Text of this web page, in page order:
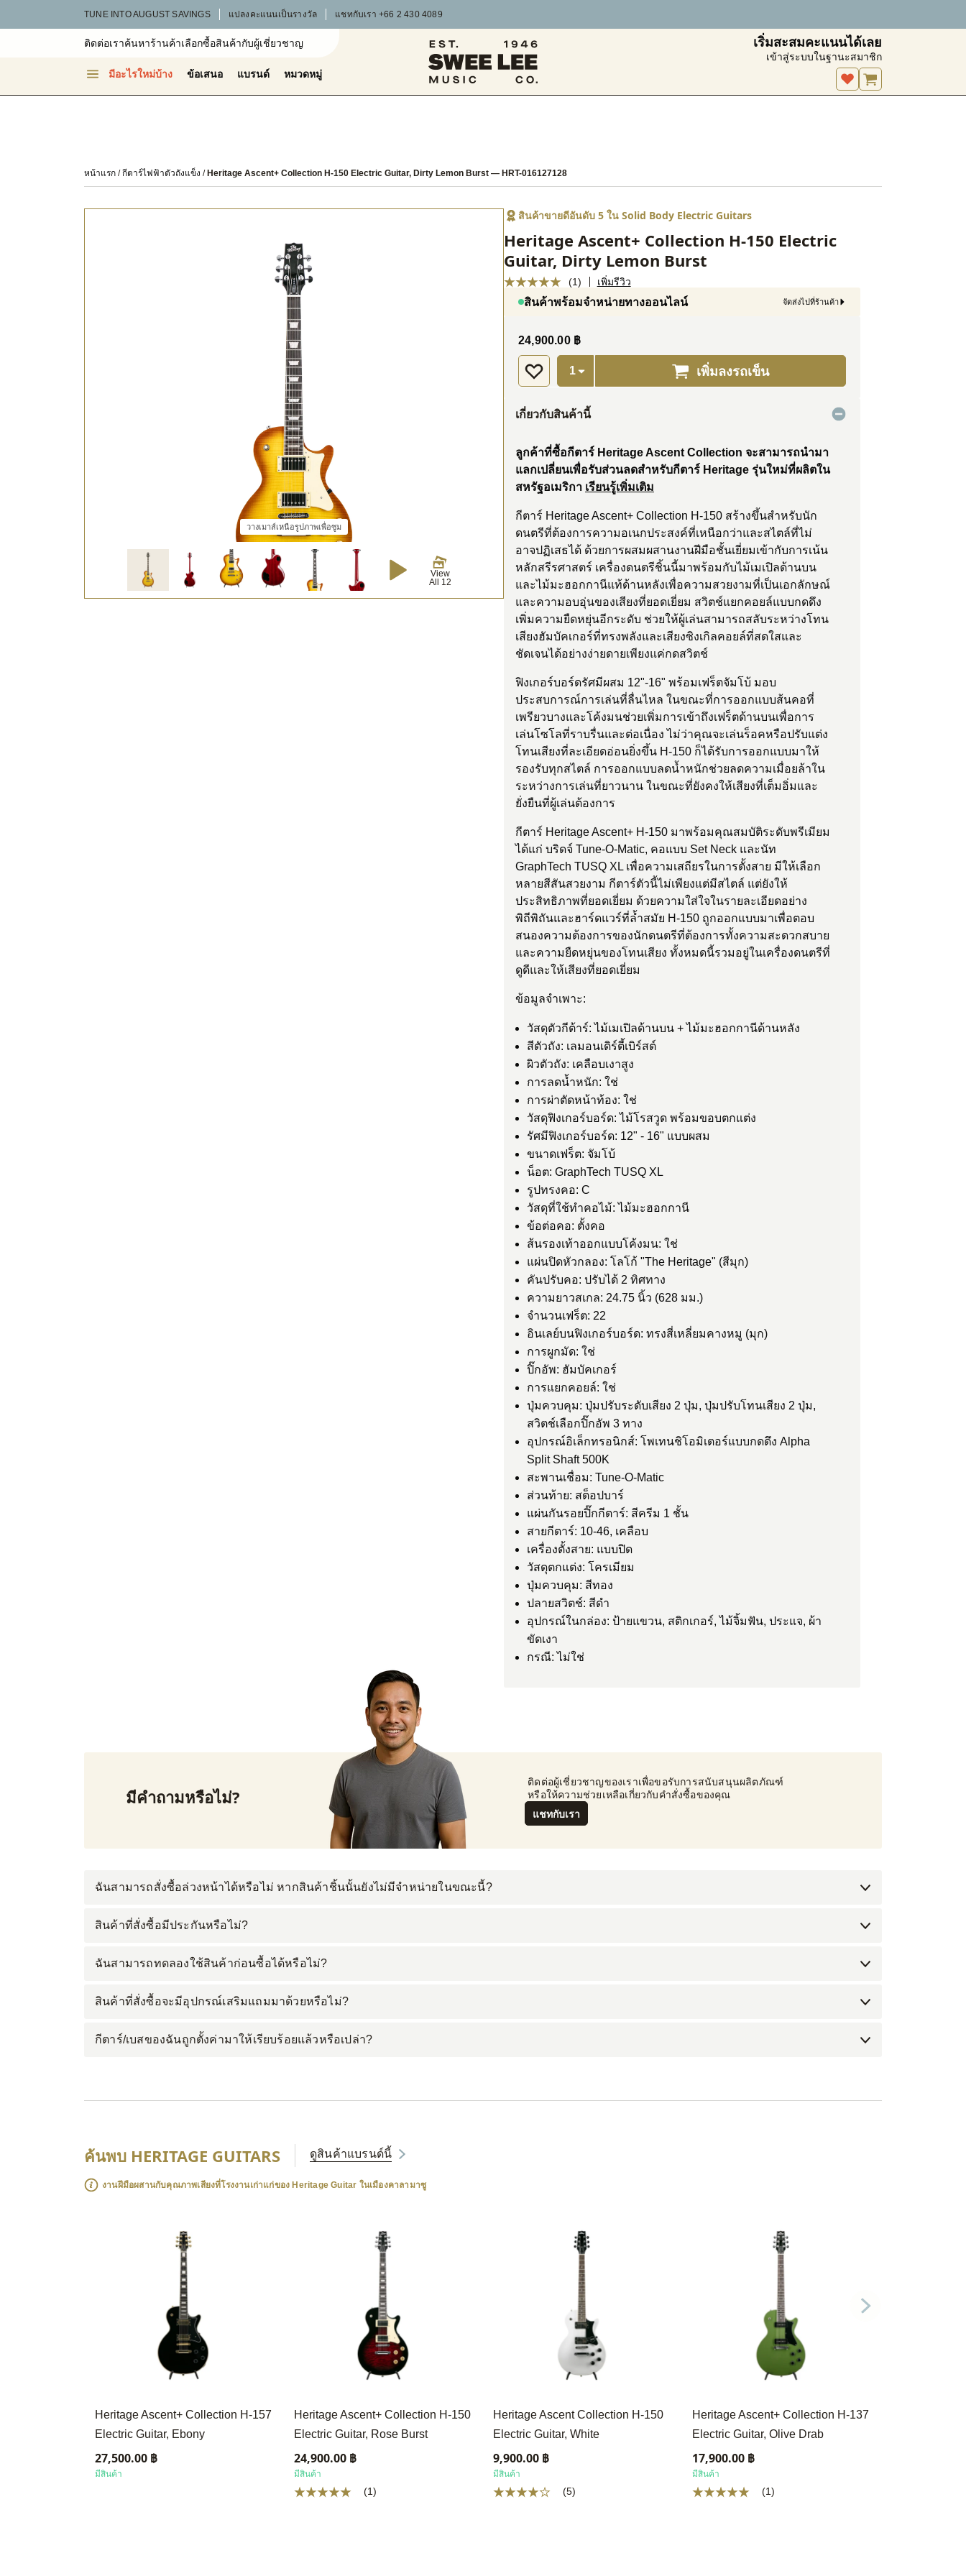
TUNE INTO AUGUST SAVINGS แปลงคะแนนเป็นรางวัล แชทกับเรา +66 2 430 4089
ติดต่อเราค้นหาร้านค้าเลือกซื้อสินค้ากับผู้เชี่ยวชาญ
มีอะไรใหม่บ้าง ข้อเสนอ แบรนด์ หมวดหมู่
เริ่มสะสมคะแนนได้เลย
เข้าสู่ระบบในฐานะสมาชิก
หน้าแรก กีตาร์ไฟฟ้าตัวถังแข็ง Heritage Ascent+ Collection H-150 Electric Guitar, Dirty Lemon Burst — HRT-016127128
View
All 12
วางเมาส์เหนือรูปภาพเพื่อซูม
สินค้าขายดีอันดับ 5 ใน Solid Body Electric Guitars
Heritage Ascent+ Collection H-150 Electric
Guitar, Dirty Lemon Burst
(1) เพิ่มรีวิว
สินค้าพร้อมจำหน่ายทางออนไลน์ จัดส่งไปที่ร้านค้า
24,900.00 ฿
เพิ่มลงรถเข็น
เกี่ยวกับสินค้านี้
ลูกค้าที่ซื้อกีตาร์ Heritage Ascent Collection จะสามารถนำมา
แลกเปลี่ยนเพื่อรับส่วนลดสำหรับกีตาร์ Heritage รุ่นใหม่ที่ผลิตใน
สหรัฐอเมริกา เรียนรู้เพิ่มเติม
กีตาร์ Heritage Ascent+ Collection H-150 สร้างขึ้นสำหรับนัก
ดนตรีที่ต้องการความอเนกประสงค์ที่เหนือกว่าและสไตล์ที่ไม่
อาจปฏิเสธได้ ด้วยการผสมผสานงานฝีมือชั้นเยี่ยมเข้ากับการเน้น
หลักสรีรศาสตร์ เครื่องดนตรีชิ้นนี้มาพร้อมกับไม้เมเปิลด้านบน
และไม้มะฮอกกานีแท้ด้านหลังเพื่อความสวยงามที่เป็นเอกลักษณ์
และความอบอุ่นของเสียงที่ยอดเยี่ยม สวิตช์แยกคอยล์แบบกดดึง
เพิ่มความยืดหยุ่นอีกระดับ ช่วยให้ผู้เล่นสามารถสลับระหว่างโทน
เสียงฮัมบัคเกอร์ที่ทรงพลังและเสียงซิงเกิลคอยล์ที่สดใสและ
ชัดเจนได้อย่างง่ายดายเพียงแค่กดสวิตช์
ฟิงเกอร์บอร์ดรัศมีผสม 12"-16" พร้อมเฟร็ตจัมโบ้ มอบ
ประสบการณ์การเล่นที่ลื่นไหล ในขณะที่การออกแบบส้นคอที่
เพรียวบางและโค้งมนช่วยเพิ่มการเข้าถึงเฟร็ตด้านบนเพื่อการ
เล่นโซโลที่ราบรื่นและต่อเนื่อง ไม่ว่าคุณจะเล่นร็อคหรือปรับแต่ง
โทนเสียงที่ละเอียดอ่อนยิ่งขึ้น H-150 ก็ได้รับการออกแบบมาให้
รองรับทุกสไตล์ การออกแบบลดน้ำหนักช่วยลดความเมื่อยล้าใน
ระหว่างการเล่นที่ยาวนาน ในขณะที่ยังคงให้เสียงที่เต็มอิ่มและ
ยั่งยืนที่ผู้เล่นต้องการ
กีตาร์ Heritage Ascent+ H-150 มาพร้อมคุณสมบัติระดับพรีเมียม
ได้แก่ บริดจ์ Tune-O-Matic, คอแบบ Set Neck และนัท
GraphTech TUSQ XL เพื่อความเสถียรในการตั้งสาย มีให้เลือก
หลายสีสันสวยงาม กีตาร์ตัวนี้ไม่เพียงแต่มีสไตล์ แต่ยังให้
ประสิทธิภาพที่ยอดเยี่ยม ด้วยความใส่ใจในรายละเอียดอย่าง
พิถีพิถันและฮาร์ดแวร์ที่ล้ำสมัย H-150 ถูกออกแบบมาเพื่อตอบ
สนองความต้องการของนักดนตรีที่ต้องการทั้งความสะดวกสบาย
และความยืดหยุ่นของโทนเสียง ทั้งหมดนี้รวมอยู่ในเครื่องดนตรีที่
ดูดีและให้เสียงที่ยอดเยี่ยม
ข้อมูลจำเพาะ:
วัสดุตัวกีต้าร์: ไม้เมเปิลด้านบน + ไม้มะฮอกกานีด้านหลัง
สีตัวถัง: เลมอนเดิร์ตี้เบิร์สต์
ผิวตัวถัง: เคลือบเงาสูง
การลดน้ำหนัก: ใช่
การผ่าตัดหน้าท้อง: ใช่
วัสดุฟิงเกอร์บอร์ด: ไม้โรสวูด พร้อมขอบตกแต่ง
รัศมีฟิงเกอร์บอร์ด: 12" - 16" แบบผสม
ขนาดเฟร็ต: จัมโบ้
น็อต: GraphTech TUSQ XL
รูปทรงคอ: C
วัสดุที่ใช้ทำคอไม้: ไม้มะฮอกกานี
ข้อต่อคอ: ตั้งคอ
ส้นรองเท้าออกแบบโค้งมน: ใช่
แผ่นปิดหัวกลอง: โลโก้ "The Heritage" (สีมุก)
คันปรับคอ: ปรับได้ 2 ทิศทาง
ความยาวสเกล: 24.75 นิ้ว (628 มม.)
จำนวนเฟร็ต: 22
อินเลย์บนฟิงเกอร์บอร์ด: ทรงสี่เหลี่ยมคางหมู (มุก)
การผูกมัด: ใช่
ปิ๊กอัพ: ฮัมบัคเกอร์
การแยกคอยล์: ใช่
ปุ่มควบคุม: ปุ่มปรับระดับเสียง 2 ปุ่ม, ปุ่มปรับโทนเสียง 2 ปุ่ม,
สวิตช์เลือกปิ๊กอัพ 3 ทาง
อุปกรณ์อิเล็กทรอนิกส์: โพเทนชิโอมิเตอร์แบบกดดึง Alpha
Split Shaft 500K
สะพานเชื่อม: Tune-O-Matic
ส่วนท้าย: สต็อปบาร์
แผ่นกันรอยปิ๊กกีตาร์: สีครีม 1 ชั้น
สายกีตาร์: 10-46, เคลือบ
เครื่องตั้งสาย: แบบปิด
วัสดุตกแต่ง: โครเมียม
ปุ่มควบคุม: สีทอง
ปลายสวิตช์: สีดำ
อุปกรณ์ในกล่อง: ป้ายแขวน, สติกเกอร์, ไม้จิ้มฟัน, ประแจ, ผ้า
ขัดเงา
กรณี: ไม่ใช่
มีคำถามหรือไม่?
ติดต่อผู้เชี่ยวชาญของเราเพื่อขอรับการสนับสนุนผลิตภัณฑ์
หรือให้ความช่วยเหลือเกี่ยวกับคำสั่งซื้อของคุณ
แชทกับเรา
ฉันสามารถสั่งซื้อล่วงหน้าได้หรือไม่ หากสินค้าชิ้นนั้นยังไม่มีจำหน่ายในขณะนี้?
สินค้าที่สั่งซื้อมีประกันหรือไม่?
ฉันสามารถทดลองใช้สินค้าก่อนซื้อได้หรือไม่?
สินค้าที่สั่งซื้อจะมีอุปกรณ์เสริมแถมมาด้วยหรือไม่?
กีตาร์/เบสของฉันถูกตั้งค่ามาให้เรียบร้อยแล้วหรือเปล่า?
ค้นพบ HERITAGE GUITARS ดูสินค้าแบรนด์นี้
งานฝีมือผสานกับคุณภาพเสียงที่โรงงานเก่าแก่ของ Heritage Guitar ในเมืองคาลามาซู
Heritage Ascent+ Collection H-157
Electric Guitar, Ebony
27,500.00 ฿
มีสินค้า
Heritage Ascent+ Collection H-150
Electric Guitar, Rose Burst
24,900.00 ฿
มีสินค้า
(1)
Heritage Ascent Collection H-150
Electric Guitar, White
9,900.00 ฿
มีสินค้า
(5)
Heritage Ascent+ Collection H-137
Electric Guitar, Olive Drab
17,900.00 ฿
มีสินค้า
(1)